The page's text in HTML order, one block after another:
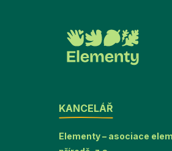
KANCELÁŘ
Elementy – asociace